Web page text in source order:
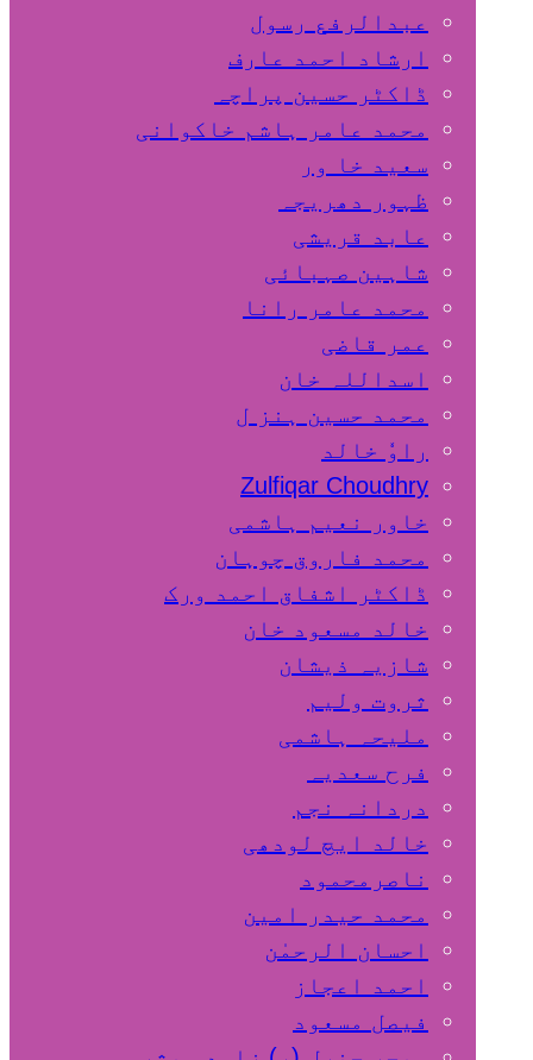
عبدالرفع رسول
ارشاد احمد عارف
ڈاکٹر حسین پراچہ
محمد عامر ہاشم خاکوانی
سعید خا ور
ظہور دھریجہ
عابد قریشی
شاہین صہبائی
محمد عامر رانا
عمر قاضی
اسداللہ خان
محمد حسین ہنز ل
راوٗ خالد
Zulfiqar Choudhry
خاور نعیم ہاشمی
محمد فاروق چوہان
ڈاکٹر اشفاق احمد ورک
خالد مسعود خان
شازیہ ذیشان
ثروت ولیم
ملیحہ ہاشمی
فرح سعدیہ
دردانہ نجم
خالد ایچ لودھی
ناصرمحمود
محمد حیدر امین
احسان الرحمٰن
احمد اعجاز
فیصل مسعود